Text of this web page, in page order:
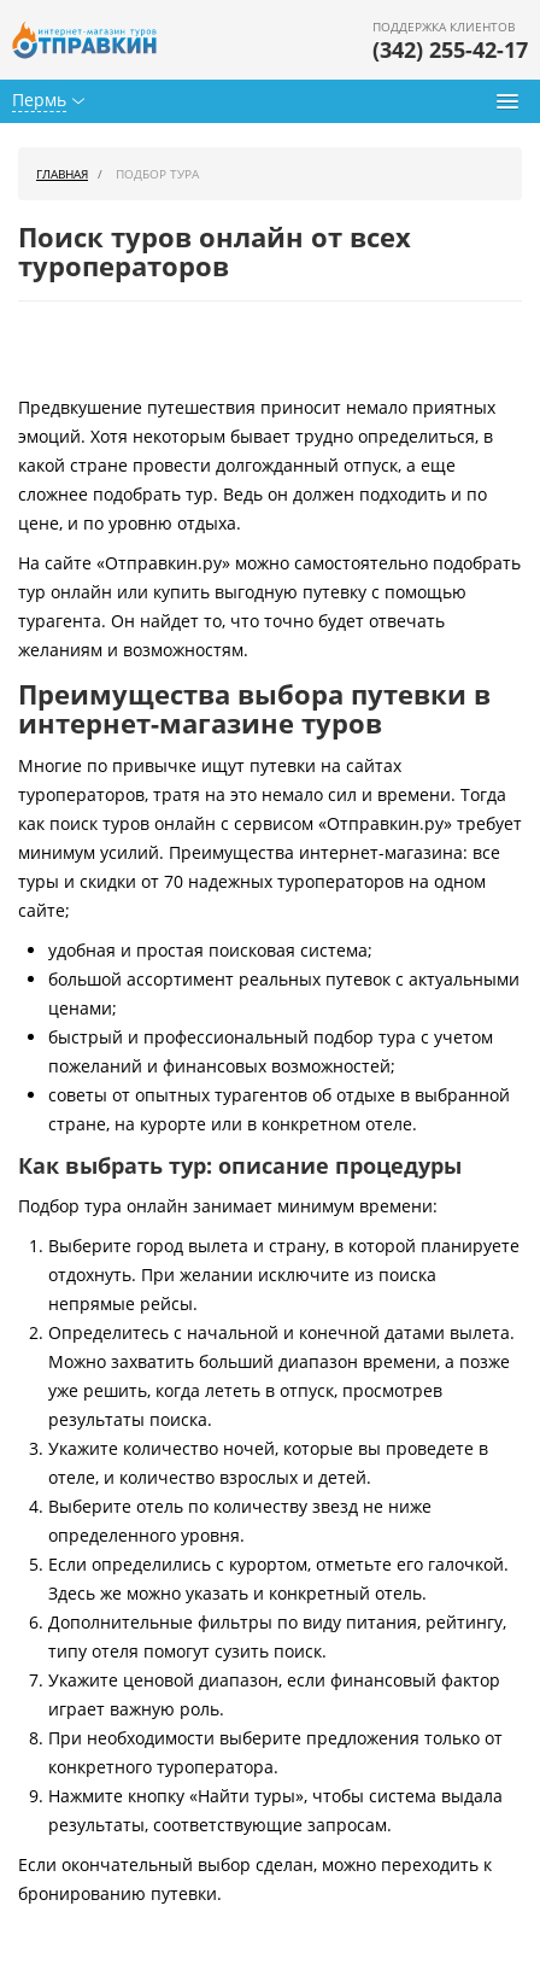
Пермь
ПОДДЕРЖКА КЛИЕНТОВ
(342) 255-42-17
Горящие туры
Страны
Как купить
Контакты
ГЛАВНАЯ ПОДБОР ТУРА
Поиск туров онлайн от всех
туроператоров
Предвкушение путешествия приносит немало приятных
эмоций. Хотя некоторым бывает трудно определиться, в
какой стране провести долгожданный отпуск, а еще
сложнее подобрать тур. Ведь он должен подходить и по
цене, и по уровню отдыха.
На сайте «Отправкин.ру» можно самостоятельно подобрать
тур онлайн или купить выгодную путевку с помощью
турагента. Он найдет то, что точно будет отвечать
желаниям и возможностям.
Преимущества выбора путевки в
интернет-магазине туров
Многие по привычке ищут путевки на сайтах
туроператоров, тратя на это немало сил и времени. Тогда
как поиск туров онлайн с сервисом «Отправкин.ру» требует
минимум усилий. Преимущества интернет-магазина: все
туры и скидки от 70 надежных туроператоров на одном
сайте;
удобная и простая поисковая система;
большой ассортимент реальных путевок с актуальными
ценами;
быстрый и профессиональный подбор тура с учетом
пожеланий и финансовых возможностей;
советы от опытных турагентов об отдыхе в выбранной
стране, на курорте или в конкретном отеле.
Как выбрать тур: описание процедуры
Подбор тура онлайн занимает минимум времени:
Выберите город вылета и страну, в которой планируете
отдохнуть. При желании исключите из поиска
непрямые рейсы.
Определитесь с начальной и конечной датами вылета.
Можно захватить больший диапазон времени, а позже
уже решить, когда лететь в отпуск, просмотрев
результаты поиска.
Укажите количество ночей, которые вы проведете в
отеле, и количество взрослых и детей.
Выберите отель по количеству звезд не ниже
определенного уровня.
Если определились с курортом, отметьте его галочкой.
Здесь же можно указать и конкретный отель.
Дополнительные фильтры по виду питания, рейтингу,
типу отеля помогут сузить поиск.
Укажите ценовой диапазон, если финансовый фактор
играет важную роль.
При необходимости выберите предложения только от
конкретного туроператора.
Нажмите кнопку «Найти туры», чтобы система выдала
результаты, соответствующие запросам.
Если окончательный выбор сделан, можно переходить к
бронированию путевки.